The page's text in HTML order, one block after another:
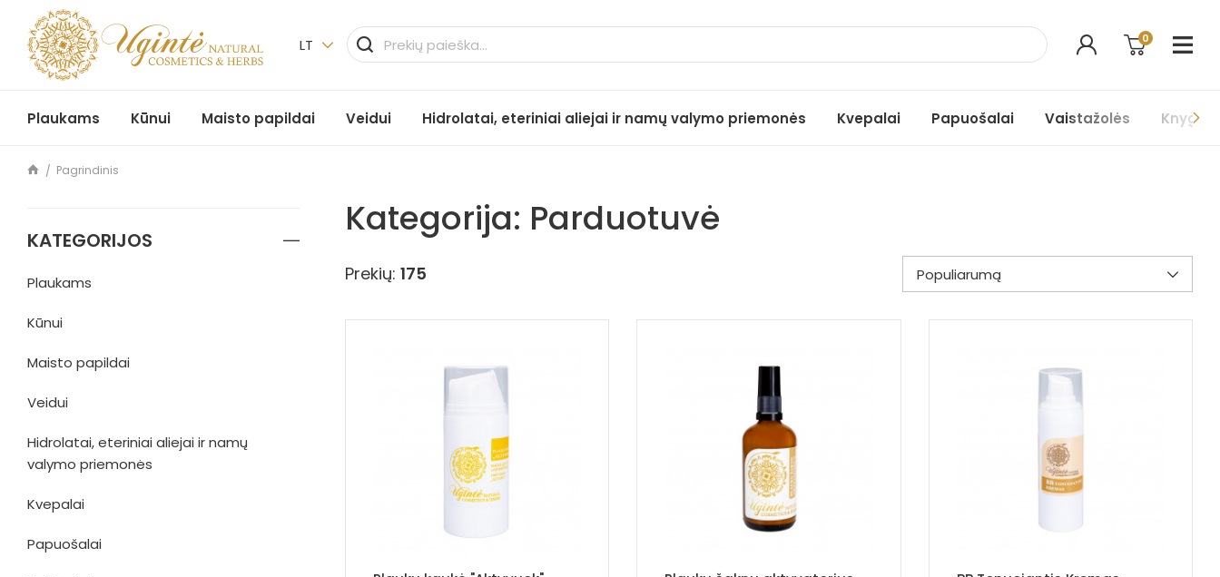
LT 0
Plaukams Kūnui Maisto papildai Veidui Hidrolatai, eteriniai aliejai ir namų valymo priemonės Kvepalai Papuošalai Vaistažolės Knygos
Pagrindinis
KATEGORIJOS
Plaukams
Kūnui
Maisto papildai
Veidui
Hidrolatai, eteriniai aliejai ir namų
valymo priemonės
Kvepalai
Papuošalai
Kategorija: Parduotuvė
Prekių: 175 Populiarumą